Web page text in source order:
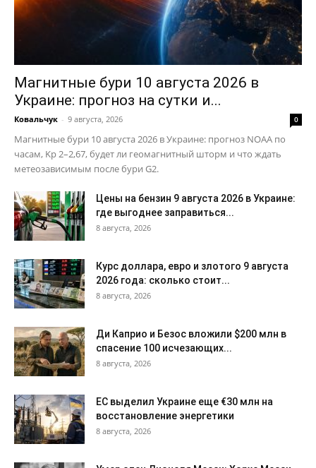
Магнитные бури 10 августа 2026 в
Украине: прогноз на сутки и...
Ковальчук - 9 августа, 2026 0
Магнитные бури 10 августа 2026 в Украине: прогноз NOAA по
часам, Kp 2–2,67, будет ли геомагнитный шторм и что ждать
метеозависимым после бури G2.
Цены на бензин 9 августа 2026 в Украине:
где выгоднее заправиться...
8 августа, 2026
Курс доллара, евро и злотого 9 августа
2026 года: сколько стоит...
8 августа, 2026
Ди Каприо и Безос вложили $200 млн в
спасение 100 исчезающих...
8 августа, 2026
ЕС выделил Украине еще €30 млн на
восстановление энергетики
8 августа, 2026